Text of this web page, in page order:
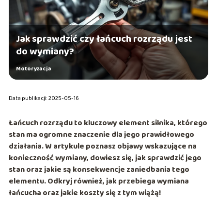
Jak sprawdzić czy łańcuch rozrządu jest
do wymiany?
Motoryzacja
Data publikacji: 2025-05-16
Łańcuch rozrządu to kluczowy element silnika, którego
stan ma ogromne znaczenie dla jego prawidłowego
działania. W artykule poznasz objawy wskazujące na
konieczność wymiany, dowiesz się, jak sprawdzić jego
stan oraz jakie są konsekwencje zaniedbania tego
elementu. Odkryj również, jak przebiega wymiana
łańcucha oraz jakie koszty się z tym wiążą!